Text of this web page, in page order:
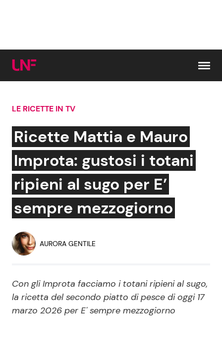
Cerca:
News e Cronaca
Attualità Italiana
Economia
Persone Scomparse
Politica
Gossip e TV
Bellezze VIP
Coppie VIP
Reality e Talent
Soap Opera
LE RICETTE IN TV
Ricette Mattia e Mauro
Improta: gustosi i totani
ripieni al sugo per E’
sempre mezzogiorno
AURORA GENTILE
Con gli Improta facciamo i totani ripieni al sugo,
la ricetta del secondo piatto di pesce di oggi 17
marzo 2026 per E' sempre mezzogiorno